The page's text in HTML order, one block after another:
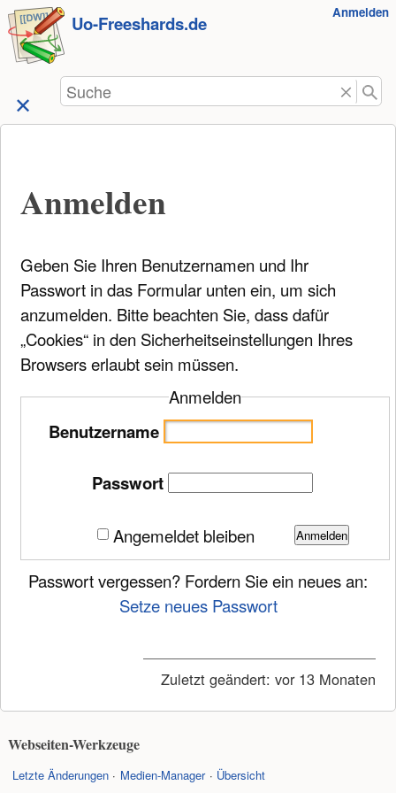
zum
Inhalt
springen
Uo-Freeshards.de
Benutzer-Anmelden
Suche
Anmelden
Geben Sie Ihren Benutzernamen und Ihr
Passwort in das Formular unten ein, um sich
anzumelden. Bitte beachten Sie, dass dafür
„Cookies“ in den Sicherheitseinstellungen Ihres
Browsers erlaubt sein müssen.
Anmelden
Benutzername
Passwort
Angemeldet bleiben Anmelden
Passwort vergessen? Fordern Sie ein neues an:
Setze neues Passwort
Zuletzt geändert: vor 13 Monaten
Webseiten-Werkzeuge
Letzte Änderungen Medien-Manager Übersicht